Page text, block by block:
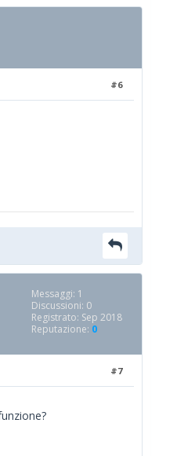
#6
Messaggi: 1
Discussioni: 0
Registrato: Sep 2018
Reputazione: 0
#7